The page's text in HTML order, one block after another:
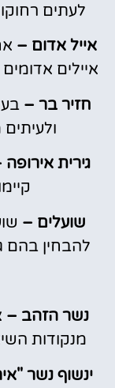
לעתים
אייל אדום –
איילים
חזיר בר –
גירית אירופה
שועלים –
להבחין בהם
נשר הזהב –
מנקודות
ינשוף נשר